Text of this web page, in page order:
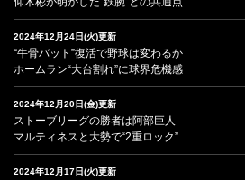
2024年12月24日(火)更新
“牛骨バット”復活で野球は変わるか
ホームラン“大台割れ”に球界危機感
2024年12月20日(金)更新
ストーブリーグの勝者は阿部巨人
マルティネスと大勢で“2重ロック”
2024年12月17日(火)更新